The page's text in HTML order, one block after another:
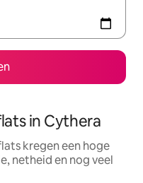
in Cythera
kregen een hoge
netheid en nog veel